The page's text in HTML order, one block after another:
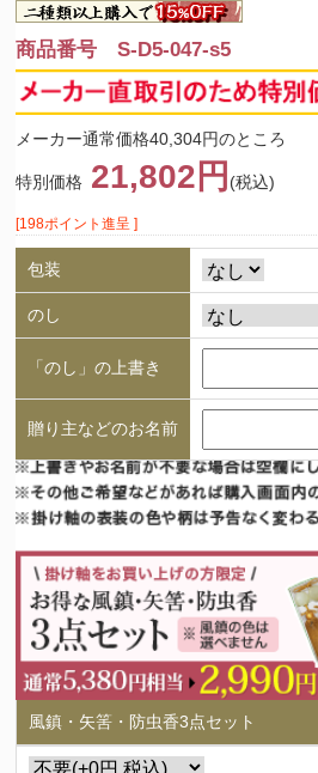
商品番号 S-D5-047-s5
メーカー通常価格40,304円のところ
特別価格 21,802円 (税込)
[198ポイント進呈 ]
包装
のし
「のし」の上書き
贈り主などのお名前
風鎮・矢筈・防虫香3点セット